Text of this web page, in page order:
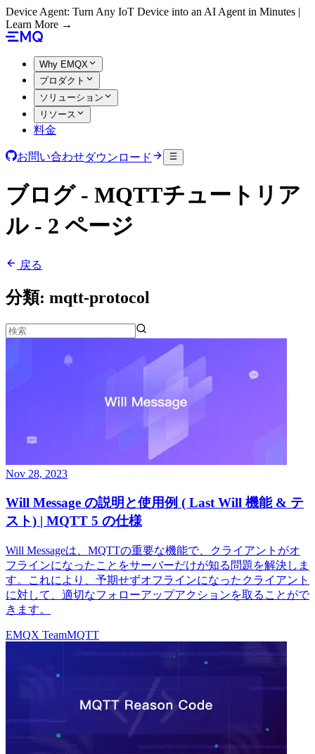
Device Agent: Turn Any IoT Device into an AI Agent in Minutes |
Learn More →
Why EMQX
プロダクト
ソリューション
リソース
料金
お問い合わせダウンロード
ブログ - MQTTチュートリア
ル - 2 ページ
戻る
分類: mqtt-protocol
Nov 28, 2023
Will Message の説明と使用例 ( Last Will 機能 & テ
スト) | MQTT 5 の仕様
Will Messageは、MQTTの重要な機能で、クライアントがオ
フラインになったことをサーバーだけが知る問題を解決しま
す。これにより、予期せずオフラインになったクライアント
に対して、適切なフォローアップアクションを取ることがで
きます。
EMQX TeamMQTT